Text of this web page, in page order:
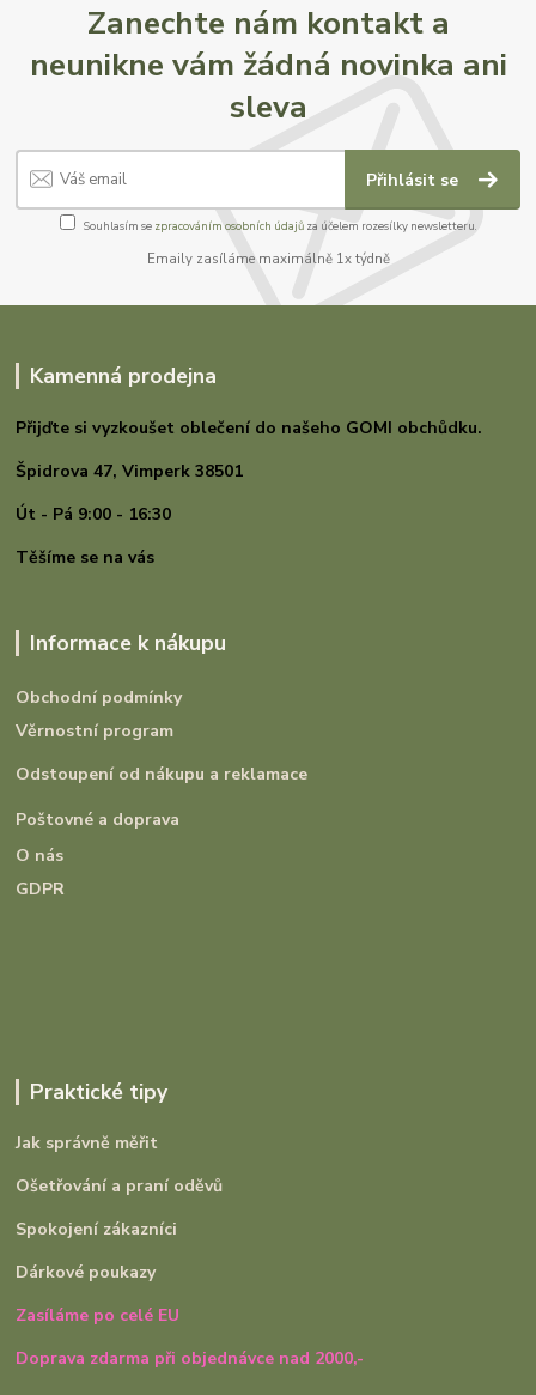
Zanechte nám kontakt a
neunikne vám žádná novinka ani
sleva
Přihlásit se
Souhlasím se zpracováním osobních údajůza účelem rozesílky newsletteru.
Emaily zasíláme maximálně 1x týdně
Kamenná prodejna
Přijďte si vyzkoušet oblečení do našeho GOMI obchůdku.
Špidrova 47,Vimperk 38501
Út - Pá 9:00 - 16:30
Těšíme se na vás
Informace k nákupu
Obchodní podmínky
Věrnostní program
Odstoupení od nákupu a reklamace
Poštovné a doprava
O nás
GDPR
Praktické tipy
Jak správně měřit
Ošetřování a praní oděvů
Spokojení zákazníci
Dárkové poukazy
Zasíláme po celé EU
Doprava zdarma při objednávce nad 2000,-